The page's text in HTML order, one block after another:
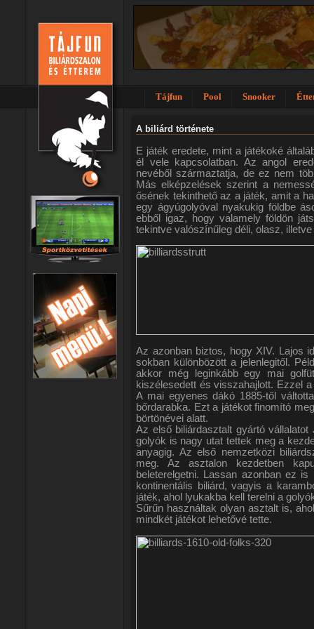
Tájfun Pool Snooker
A biliárd története
E játék eredete, mint a játékoké
él vele kapcsolatban. Az angol
nevéből származtatja, de ez nem
Más elképzelések szerint a
ősének tekinthető az a játék, amit a
egy ágyúgolyóval nyakukig földbe
ebből igaz, hogy valamely földön
tekintve valószínűleg déli, olasz,
Az azonban biztos, hogy XIV. Lajos
sokban különbözött a jelenlegitől.
akkor még leginkább egy mai
kiszélesedett és visszahajlott. Ezzel
A mai egyenes dákó 1885-től
bőrdarabka. Ezt a játékot finomító
börtönévei alatt.
Az első biliárdasztalt gyártó
golyók is nagy utat tettek meg a
anyagig. Az első nemzetközi
meg. Az asztalon kezdetben
beleterelgetni. Lassan azonban ez
kontinentális biliárd, vagyis a
játék, ahol lyukakba kell terelni a
Sűrűn használtak olyan asztalt is,
mindkét játékot lehetővé tette.